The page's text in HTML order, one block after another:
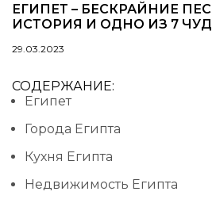
ЕГИПЕТ – БЕСКРАЙНИЕ
ИСТОРИЯ И ОДНО ИЗ 7
29.03.2023
СОДЕРЖАНИЕ:
Египет
Города Египта
Кухня Египта
Недвижимость Египта